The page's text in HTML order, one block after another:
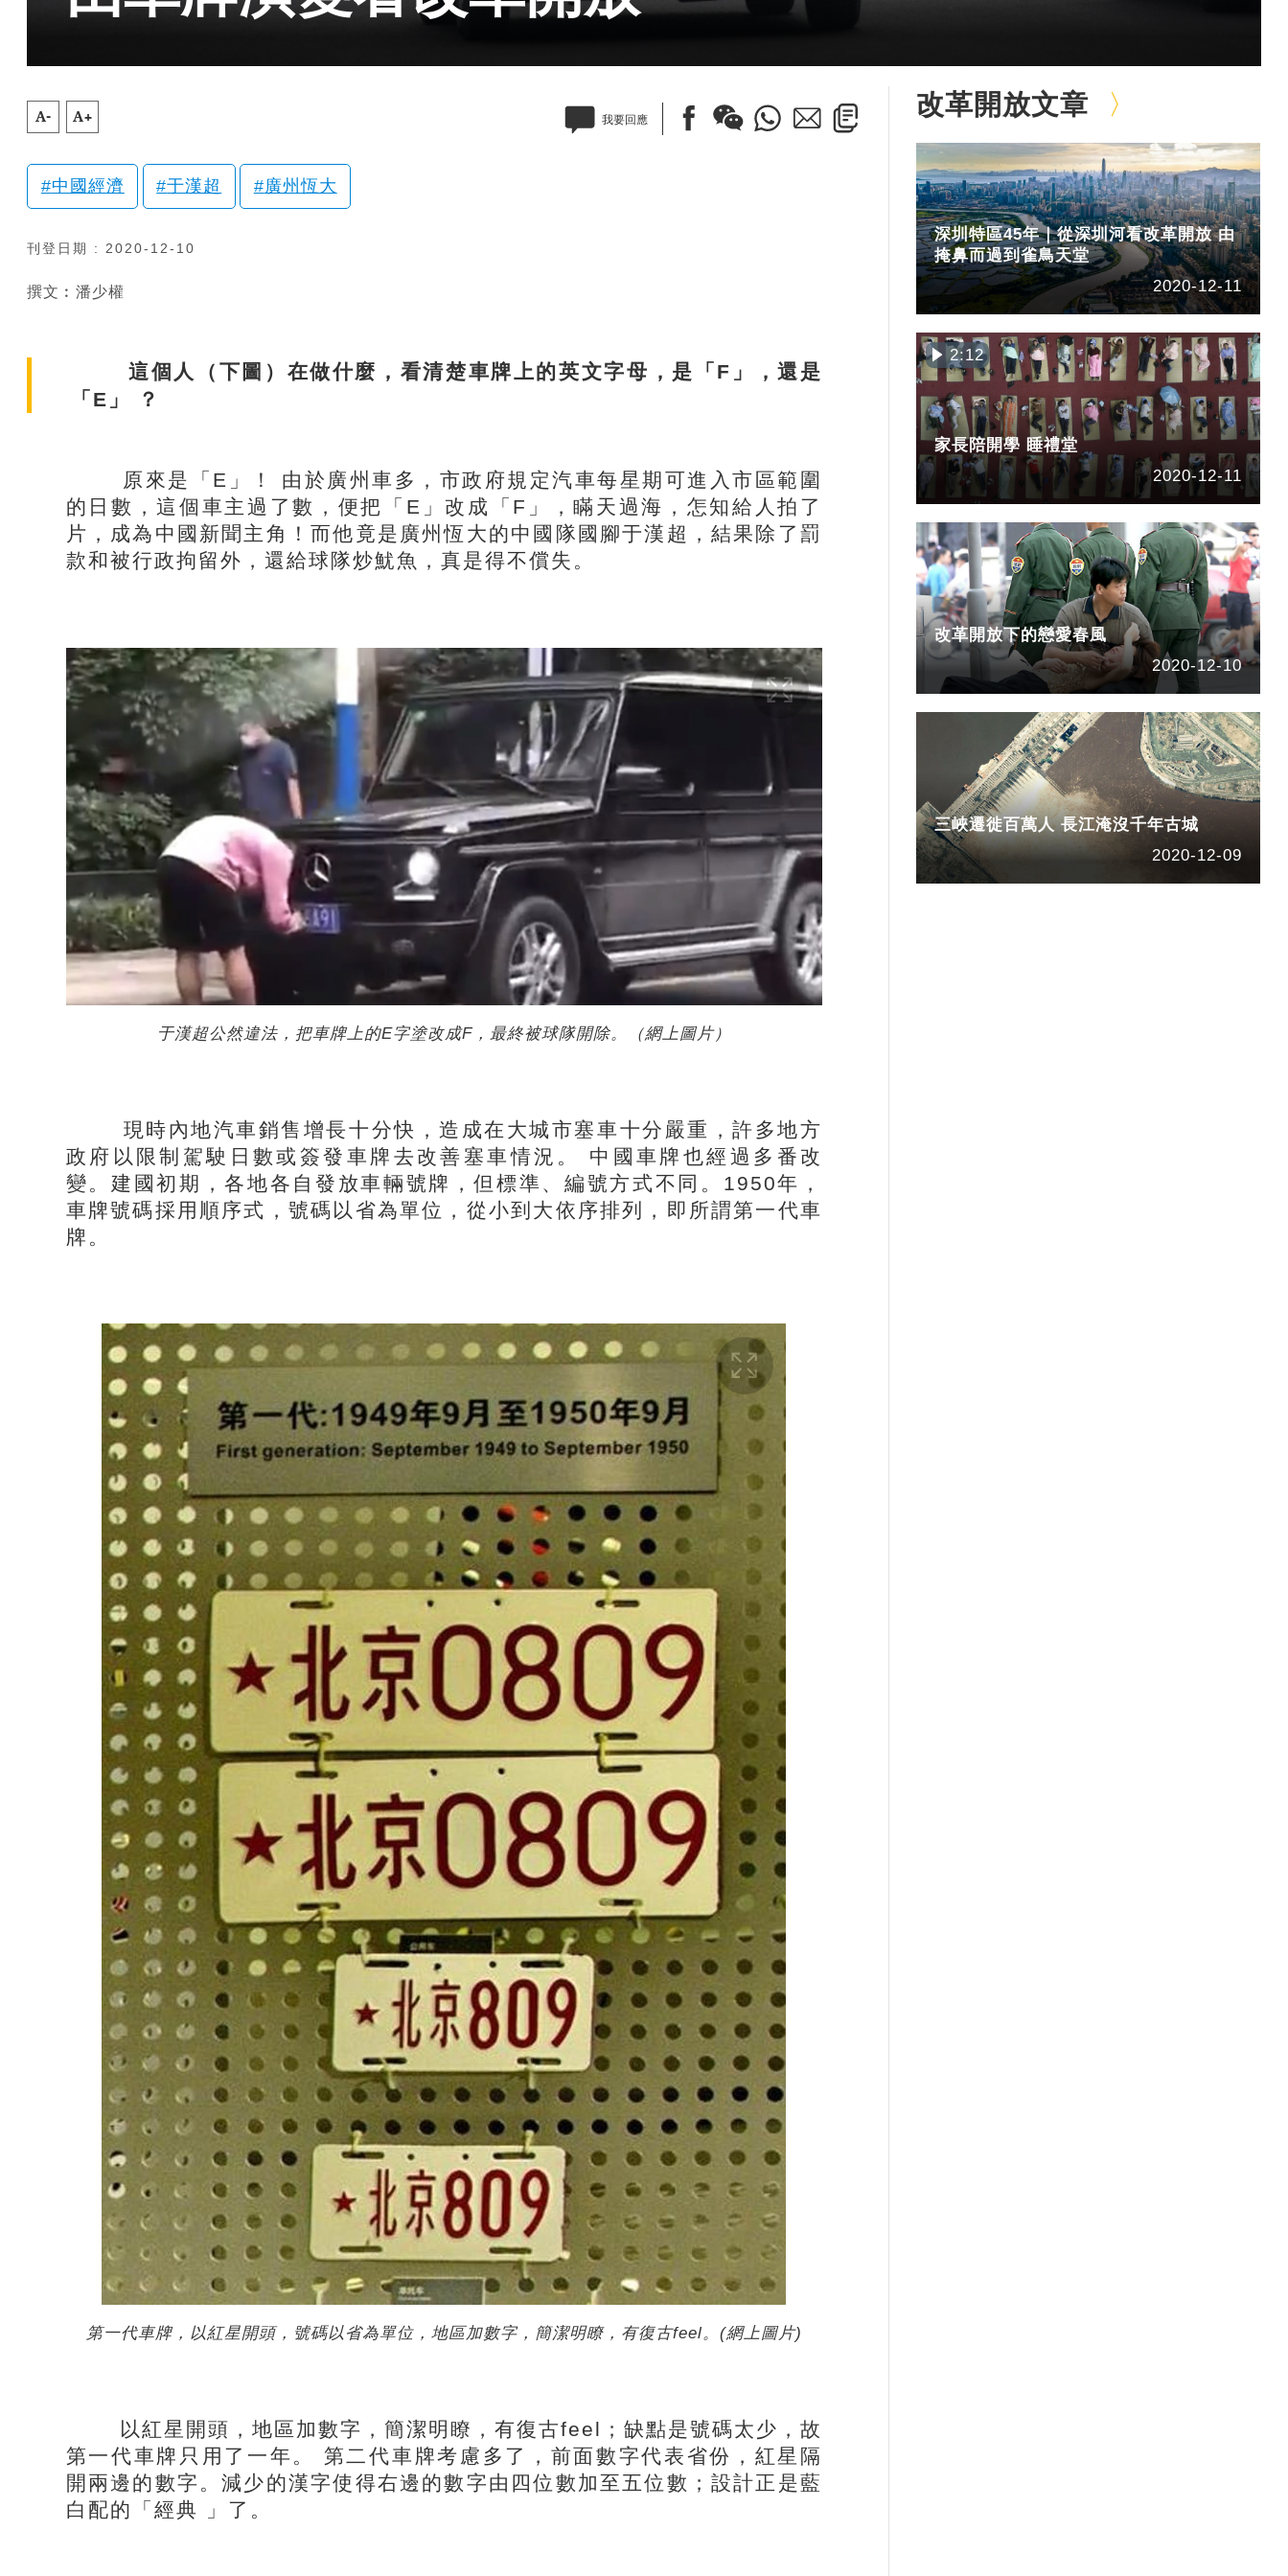
A- A+ 我要回應
中國經濟 于漢超 廣州恆大
刊登日期 : 2020-12-10
撰文︰潘少權
這個人（下圖）在做什麼，看清楚車牌上的英文字母，是「F」，還是
「E」 ？
原來是「E」！ 由於廣州車多，市政府規定汽車每星期可進入市區範圍
的日數，這個車主過了數，便把「E」改成「F」，瞞天過海，怎知給人拍了
片，成為中國新聞主角！而他竟是廣州恆大的中國隊國腳于漢超，結果除了罰
款和被行政拘留外，還給球隊炒魷魚，真是得不償失。
于漢超公然違法，把車牌上的E字塗改成F，最終被球隊開除。（網上圖片）
現時內地汽車銷售增長十分快，造成在大城市塞車十分嚴重，許多地方
政府以限制駕駛日數或簽發車牌去改善塞車情況。 中國車牌也經過多番改
變。建國初期，各地各自發放車輛號牌，但標準、編號方式不同。1950年，
車牌號碼採用順序式，號碼以省為單位，從小到大依序排列，即所謂第一代車
牌。
第一代車牌，以紅星開頭，號碼以省為單位，地區加數字，簡潔明瞭，有復古feel。(網上圖片)
以紅星開頭，地區加數字，簡潔明瞭，有復古feel；缺點是號碼太少，故
第一代車牌只用了一年。 第二代車牌考慮多了，前面數字代表省份，紅星隔
開兩邊的數字。減少的漢字使得右邊的數字由四位數加至五位數；設計正是藍
白配的「經典 」了。
改革開放文章
深圳特區45年｜從深圳河看改革開放 由
掩鼻而過到雀鳥天堂
2020-12-11
2:12
家長陪開學 睡禮堂
2020-12-11
改革開放下的戀愛春風
2020-12-10
三峽遷徙百萬人 長江淹沒千年古城
2020-12-09